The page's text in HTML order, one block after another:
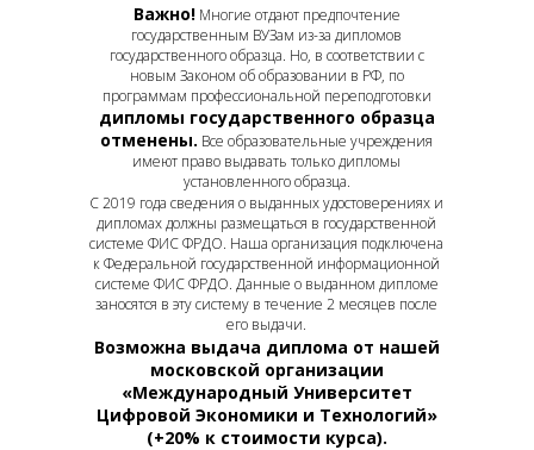
Важно!Многие отдают предпочтение
государственным ВУЗам из-за дипломов
государственного образца. Но, в соответствии с
новым Законом об образовании в РФ, по
программам профессиональной переподготовки
дипломы государственного образца
отменены. Все образовательные учреждения
имеют право выдавать только дипломы
установленного образца.
С 2019 года сведения о выданных удостоверениях и
дипломах должны размещаться в государственной
системе ФИС ФРДО. Наша организация подключена
к Федеральной государственной информационной
системе ФИС ФРДО. Данные о выданном дипломе
заносятся в эту систему в течение 2 месяцев после
его выдачи.
Возможна выдача диплома от нашей
московской организации
«Международный Университет
Цифровой Экономики и Технологий»
(+20% к стоимости курса).